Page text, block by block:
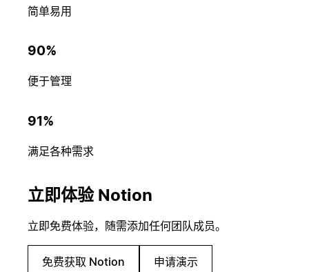
简单易用
90%
便于管理
91%
满足各种需求
立即体验 Notion
立即免费体验，随需添加任何团队成员。
免费获取 Notion 申请演示